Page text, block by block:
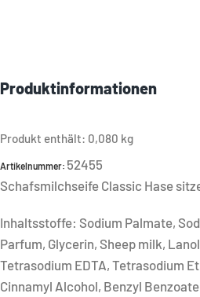
Produktinformationen
Produkt enthält: 0,080 kg
Artikelnummer: 52455
Schafsmilchseife Classic Hase
Inhaltsstoffe: Sodium Palmate,
Parfum, Glycerin, Sheep milk,
Tetrasodium EDTA, Tetrasodium
Cinnamyl Alcohol, Benzyl